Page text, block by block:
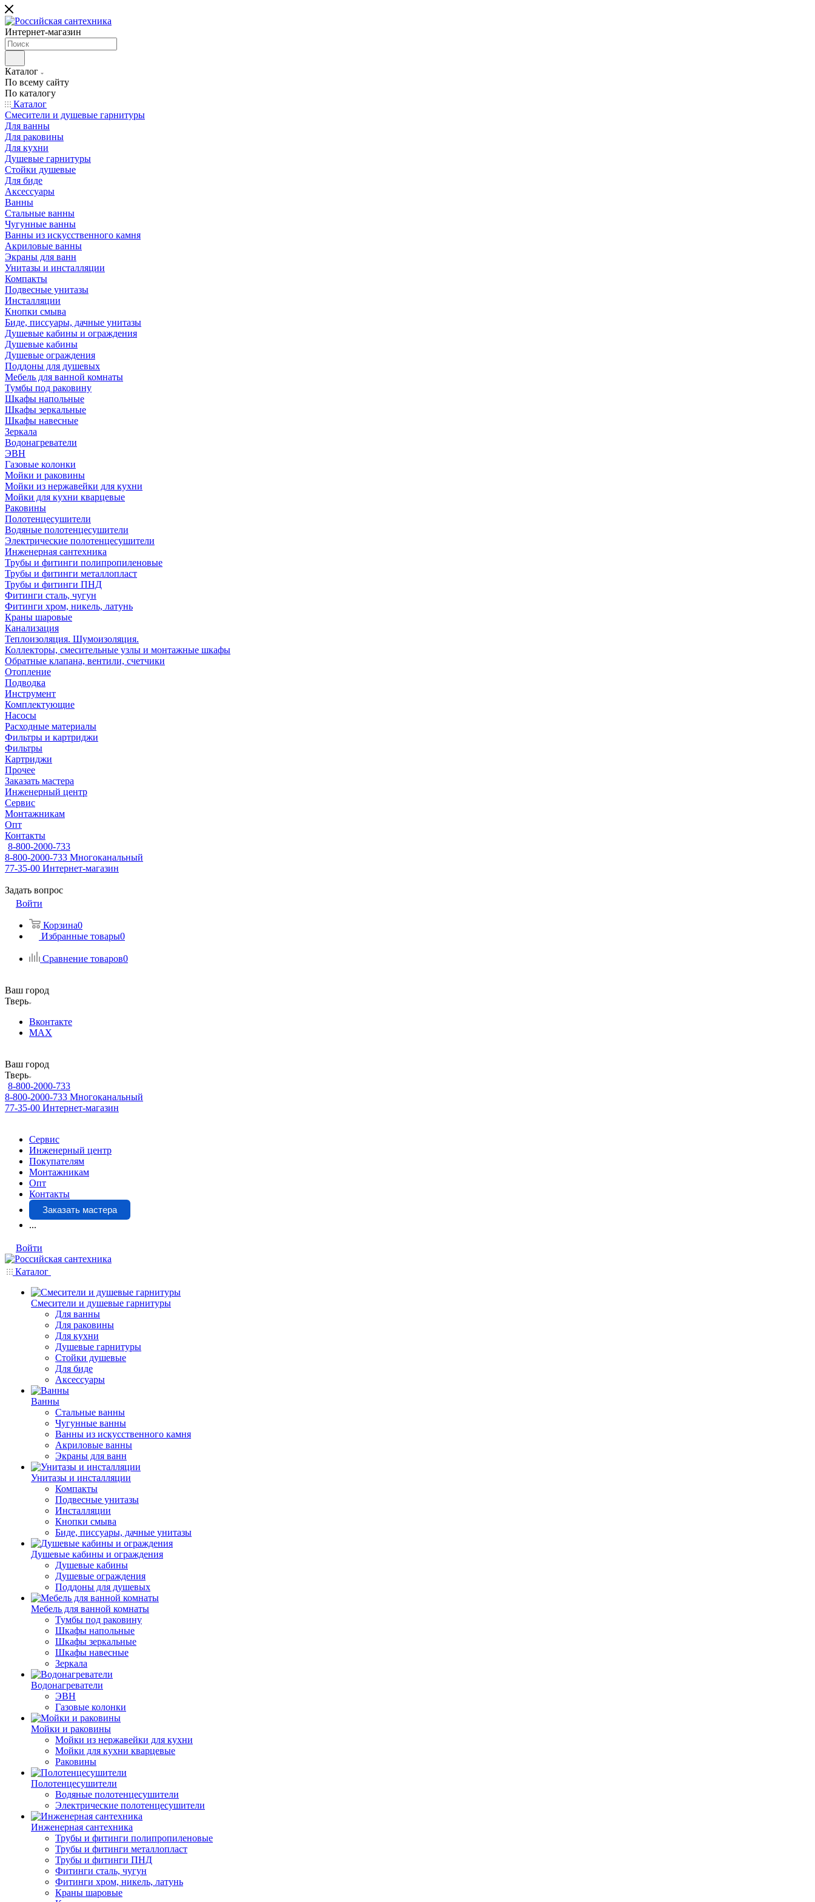
Интернет-магазин
Каталог
По всему сайту
По каталогу
Каталог
Смесители и душевые гарнитуры
Для ванны
Для раковины
Для кухни
Душевые гарнитуры
Стойки душевые
Для биде
Аксессуары
Ванны
Стальные ванны
Чугунные ванны
Ванны из искусственного камня
Акриловые ванны
Экраны для ванн
Унитазы и инсталляции
Компакты
Подвесные унитазы
Инсталляции
Кнопки смыва
Биде, писсуары, дачные унитазы
Душевые кабины и ограждения
Душевые кабины
Душевые ограждения
Поддоны для душевых
Мебель для ванной комнаты
Тумбы под раковину
Шкафы напольные
Шкафы зеркальные
Шкафы навесные
Зеркала
Водонагреватели
ЭВН
Газовые колонки
Мойки и раковины
Мойки из нержавейки для кухни
Мойки для кухни кварцевые
Раковины
Полотенцесушители
Водяные полотенцесушители
Электрические полотенцесушители
Инженерная сантехника
Трубы и фитинги полипропиленовые
Трубы и фитинги металлопласт
Трубы и фитинги ПНД
Фитинги сталь, чугун
Фитинги хром, никель, латунь
Краны шаровые
Канализация
Теплоизоляция. Шумоизоляция.
Коллекторы, смесительные узлы и монтажные шкафы
Обратные клапана, вентили, счетчики
Отопление
Подводка
Инструмент
Комплектующие
Насосы
Расходные материалы
Фильтры и картриджи
Фильтры
Картриджи
Прочее
Заказать мастера
Инженерный центр
Сервис
Монтажникам
Опт
Контакты
8-800-2000-733
8-800-2000-733 Многоканальный
77-35-00 Интернет-магазин
Задать вопрос
Войти
Корзина0
Избранные товары0
Сравнение товаров0
Ваш город
Тверь
Вконтакте
MAX
Ваш город
Тверь
8-800-2000-733
8-800-2000-733 Многоканальный
77-35-00 Интернет-магазин
Сервис
Инженерный центр
Покупателям
Монтажникам
Опт
Контакты
Заказать мастера
...
Войти
Каталог
Смесители и душевые гарнитуры
Для ванны
Для раковины
Для кухни
Душевые гарнитуры
Стойки душевые
Для биде
Аксессуары
Ванны
Стальные ванны
Чугунные ванны
Ванны из искусственного камня
Акриловые ванны
Экраны для ванн
Унитазы и инсталляции
Компакты
Подвесные унитазы
Инсталляции
Кнопки смыва
Биде, писсуары, дачные унитазы
Душевые кабины и ограждения
Душевые кабины
Душевые ограждения
Поддоны для душевых
Мебель для ванной комнаты
Тумбы под раковину
Шкафы напольные
Шкафы зеркальные
Шкафы навесные
Зеркала
Водонагреватели
ЭВН
Газовые колонки
Мойки и раковины
Мойки из нержавейки для кухни
Мойки для кухни кварцевые
Раковины
Полотенцесушители
Водяные полотенцесушители
Электрические полотенцесушители
Инженерная сантехника
Трубы и фитинги полипропиленовые
Трубы и фитинги металлопласт
Трубы и фитинги ПНД
Фитинги сталь, чугун
Фитинги хром, никель, латунь
Краны шаровые